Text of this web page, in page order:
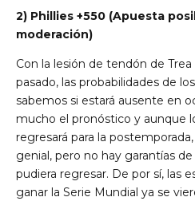
2) Phillies +550 (Apuesta
moderación)
Con la lesión de tendón de
pasado, las probabilidades de
sabemos si estará ausente en
mucho el pronóstico y aunque
regresará para la
genial, pero no hay garantías
pudiera regresar. De por sí, las
ganar la Serie Mundial ya se